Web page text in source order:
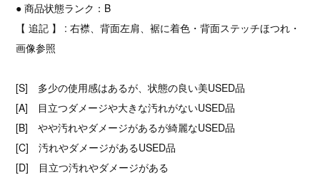
● 商品状態ランク：B
【 追記 】 : 右襟、背面左肩、裾に着色・背面ステッチほつれ・
画像参照
[S] 多少の使用感はあるが、状態の良い美USED品
[A] 目立つダメージや大きな汚れがないUSED品
[B] やや汚れやダメージがあるが綺麗なUSED品
[C] 汚れやダメージがあるUSED品
[D] 目立つ汚れやダメージがある